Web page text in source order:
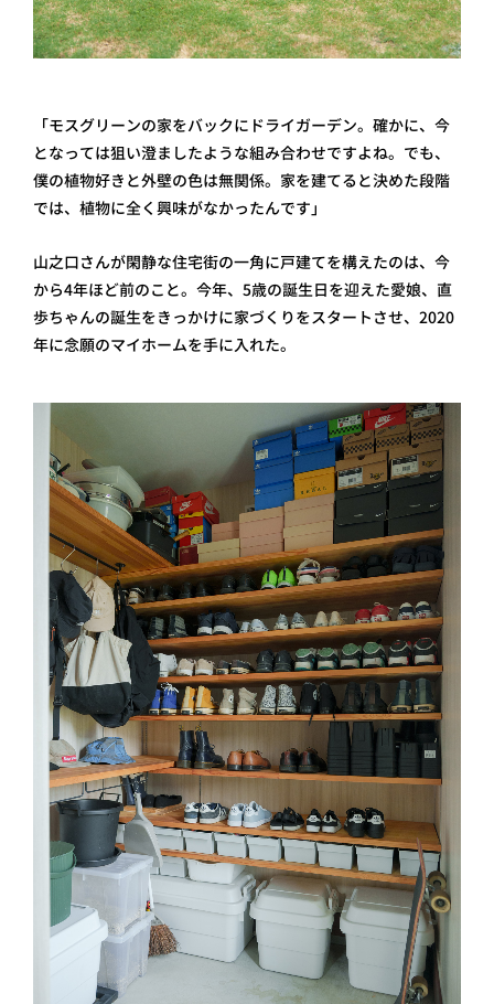
「モスグリーンの家をバックにドライガーデン。確かに、今
となっては狙い澄ましたような組み合わせですよね。でも、
僕の植物好きと外壁の色は無関係。家を建てると決めた段階
では、植物に全く興味がなかったんです」
山之口さんが閑静な住宅街の一角に戸建てを構えたのは、今
から4年ほど前のこと。今年、5歳の誕生日を迎えた愛娘、直
歩ちゃんの誕生をきっかけに家づくりをスタートさせ、2020
年に念願のマイホームを手に入れた。